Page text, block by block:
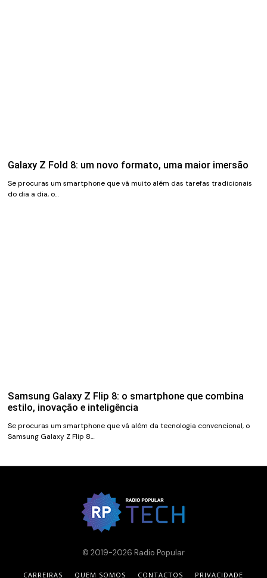
Galaxy Z Fold 8: um novo formato, uma maior imersão
Se procuras um smartphone que vá muito além das tarefas tradicionais
do dia a dia, o…
Samsung Galaxy Z Flip 8: o smartphone que combina
estilo, inovação e inteligência
Se procuras um smartphone que vá além da tecnologia convencional, o
Samsung Galaxy Z Flip 8…
© 2019-2026 Radio Popular
CARREIRAS QUEM SOMOS CONTACTOS PRIVACIDADE